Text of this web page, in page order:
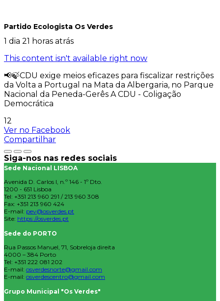
Partido Ecologista Os Verdes
1 dia 21 horas atrás
This content isn't available right now
📢🍃CDU exige meios eficazes para fiscalizar restrições
da Volta a Portugal na Mata da Albergaria, no Parque
Nacional da Peneda-Gerês A CDU - Coligação
Democrática
12
Ver no Facebook
Compartilhar
Siga-nos nas redes sociais
Sede Nacional LISBOA
Avenida D. Carlos I, n.º 146 - 1º Dto.
1200 - 651 Lisboa
Tel: +351 213 960 291 / 213 960 308
Fax: +351 213 960 424
E-mail: pev@osverdes.pt
Site: https://osverdes.pt
Sede do PORTO
Rua Passos Manuel, 71, Sobreloja direita
4000 – 384 Porto
Tel: +351 222 081 202
E-mail: osverdesnorte@gmail.com
E-mail: osverdescentro@gmail.com
Grupo Municipal "Os Verdes"